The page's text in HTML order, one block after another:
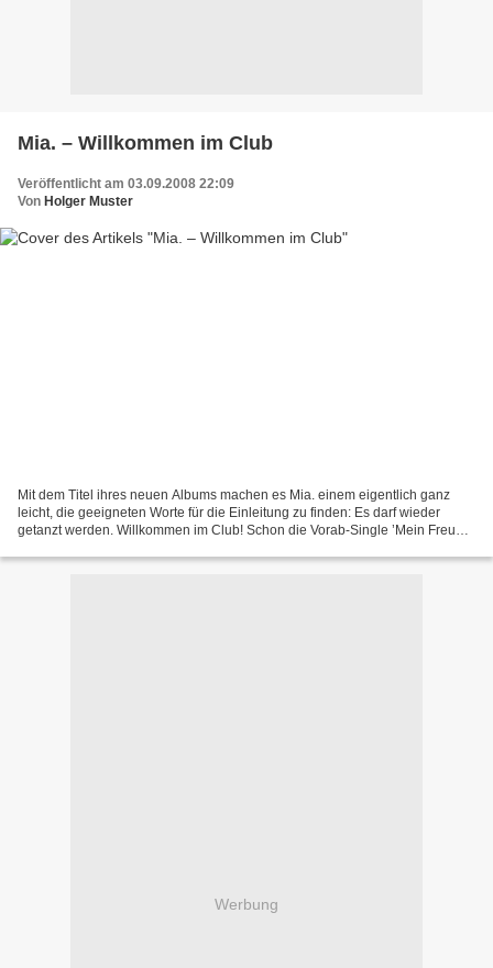
Mia. – Willkommen im Club
Veröffentlicht am 03.09.2008 22:09
Von Holger Muster
Mit dem Titel ihres neuen Albums machen es Mia. einem eigentlich ganz
leicht, die geeigneten Worte für die Einleitung zu finden: Es darf wieder
getanzt werden. Willkommen im Club! Schon die Vorab-Single ’Mein Freund’
Werbung